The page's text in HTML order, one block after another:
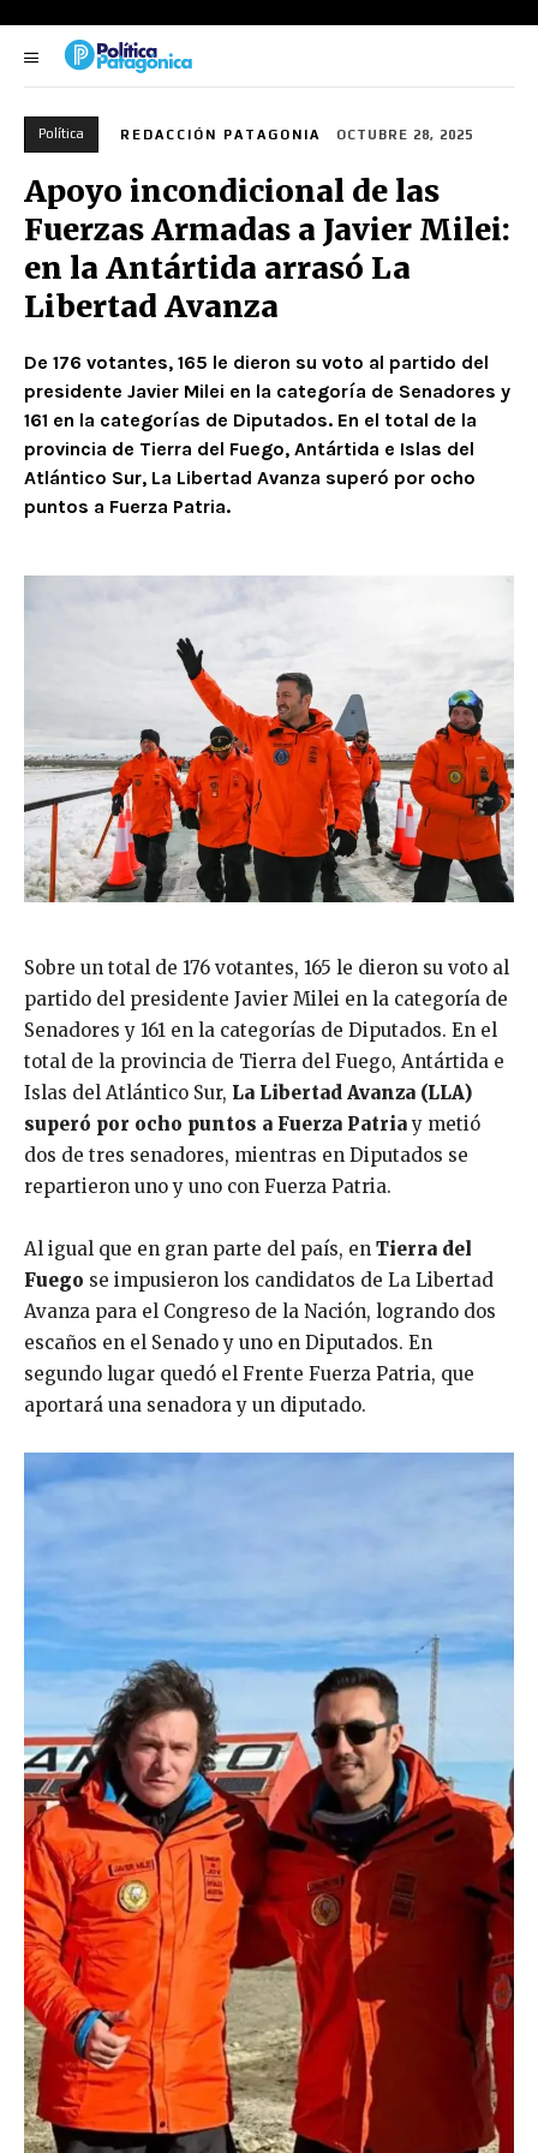
Política REDACCIÓN PATAGONIA OCTUBRE 28, 2025
Apoyo incondicional de las
Fuerzas Armadas a Javier Milei:
en la Antártida arrasó La
Libertad Avanza
De 176 votantes, 165 le dieron su voto al partido del
presidente Javier Milei en la categoría de Senadores y
161 en la categorías de Diputados. En el total de la
provincia de Tierra del Fuego, Antártida e Islas del
Atlántico Sur, La Libertad Avanza superó por ocho
puntos a Fuerza Patria.
Sobre un total de 176 votantes, 165 le dieron su voto al
partido del presidente Javier Milei en la categoría de
Senadores y 161 en la categorías de Diputados. En el
total de la provincia de Tierra del Fuego, Antártida e
Islas del Atlántico Sur, La Libertad Avanza (LLA)
superó por ocho puntos a Fuerza Patriay metió
dos de tres senadores, mientras en Diputados se
repartieron uno y uno con Fuerza Patria.
Al igual que en gran parte del país, en Tierra del
Fuego se impusieron los candidatos de La Libertad
Avanza para el Congreso de la Nación, logrando dos
escaños en el Senado y uno en Diputados. En
segundo lugar quedó el Frente Fuerza Patria, que
aportará una senadora y un diputado.